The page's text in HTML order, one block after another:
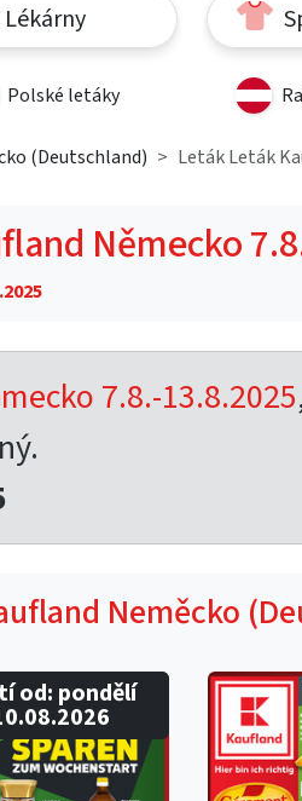
Lékárny
Polské letáky
(Deutschland) Leták Leták
Německo
7.8.-13.8.2025
Neměcko
od: pondělí